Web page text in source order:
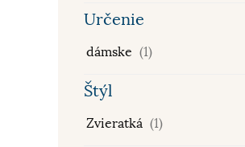
Určenie
dámske (1)
Štýl
Zvieratká (1)